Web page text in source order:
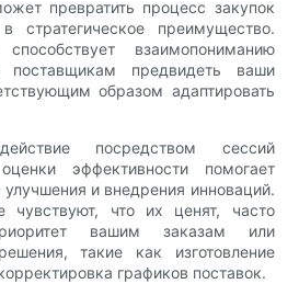
превратить процесс закупок
стратегическое преимущество.
взаимопониманию
поставщикам предвидеть ваши
образом адаптировать
посредством сессий
эффективности помогает
улучшения и внедрения инноваций.
чувствуют, что их ценят, часто
вашим заказам или
такие как изготовление
графиков поставок.